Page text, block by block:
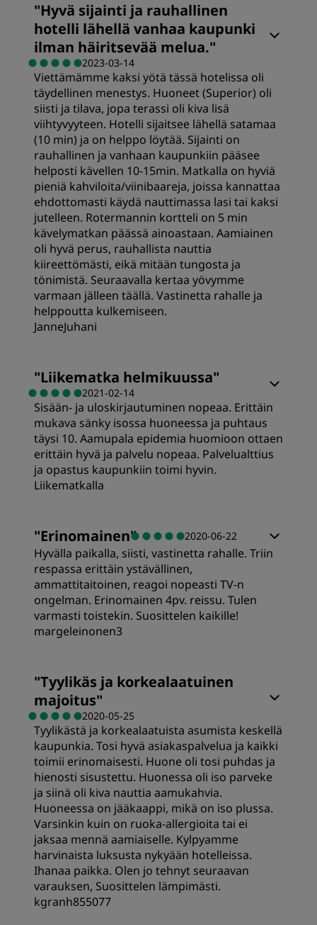
Hinta-laatusuhde
Nukkuminen
Sijainti
Siisteys
Palvelu
"Hyvä sijainti ja rauhallinen
hotelli lähellä vanhaa kaupunki
ilman häiritsevää melua."
2023-03-14
Viettämämme kaksi yötä tässä hotelissa oli
täydellinen menestys. Huoneet (Superior) oli
siisti ja tilava, jopa terassi oli kiva lisä
viihtyvyyteen. Hotelli sijaitsee lähellä satamaa
(10 min) ja on helppo löytää. Sijainti on
rauhallinen ja vanhaan kaupunkiin pääsee
helposti kävellen 10-15min. Matkalla on hyviä
pieniä kahviloita/viinibaareja, joissa kannattaa
ehdottomasti käydä nauttimassa lasi tai kaksi
jutelleen. Rotermannin kortteli on 5 min
kävelymatkan päässä ainoastaan. Aamiainen
oli hyvä perus, rauhallista nauttia
kiireettömästi, eikä mitään tungosta ja
tönimistä. Seuraavalla kertaa yövymme
varmaan jälleen täällä. Vastinetta rahalle ja
helppoutta kulkemiseen.
JanneJuhani
Sijainti
Palvelu
"Liikematka helmikuussa"
2021-02-14
Sisään- ja uloskirjautuminen nopeaa. Erittäin
mukava sänky isossa huoneessa ja puhtaus
täysi 10. Aamupala epidemia huomioon ottaen
erittäin hyvä ja palvelu nopeaa. Palvelualttius
ja opastus kaupunkiin toimi hyvin.
Liikematkalla
Hinta-laatusuhde
Nukkuminen
Siisteys
Palvelu
"Erinomainen" 2020-06-22
Hyvälla paikalla, siisti, vastinetta rahalle. Triin
respassa erittäin ystävällinen,
ammattitaitoinen, reagoi nopeasti TV-n
ongelman. Erinomainen 4pv. reissu. Tulen
varmasti toistekin. Suosittelen kaikille!
margeleinonen3
Hinta-laatusuhde
Nukkuminen
Sijainti
Siisteys
Palvelu
"Tyylikäs ja korkealaatuinen
majoitus"
2020-05-25
Tyylikästä ja korkealaatuista asumista keskellä
kaupunkia. Tosi hyvä asiakaspalvelua ja kaikki
toimii erinomaisesti. Huone oli tosi puhdas ja
hienosti sisustettu. Huonessa oli iso parveke
ja siinä oli kiva nauttia aamukahvia.
Huoneessa on jääkaappi, mikä on iso plussa.
Varsinkin kuin on ruoka-allergioita tai ei
jaksaa mennä aamiaiselle. Kylpyamme
harvinaista luksusta nykyään hotelleissa.
Ihanaa paikka. Olen jo tehnyt seuraavan
varauksen, Suosittelen lämpimästi.
kgranh855077